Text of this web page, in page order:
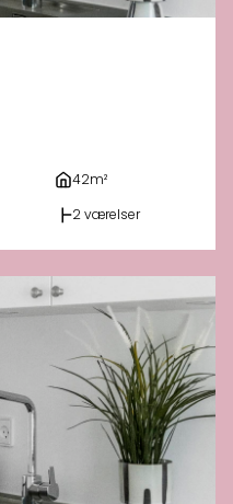
42m²
2 værelser